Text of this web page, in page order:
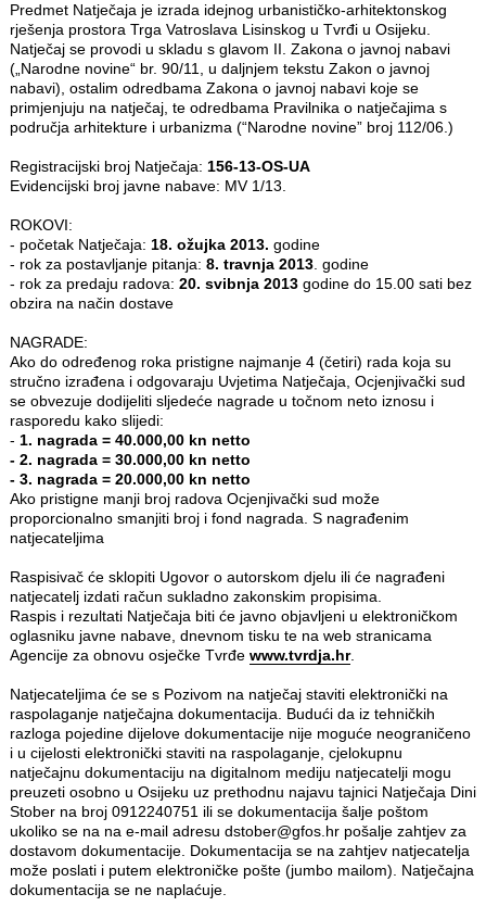
Predmet Natječaja je izrada idejnog urbanističko-arhitektonskog
rješenja prostora Trga Vatroslava Lisinskog u Tvrđi u Osijeku.
Natječaj se provodi u skladu s glavom II. Zakona o javnoj nabavi
(„Narodne novine“ br. 90/11, u daljnjem tekstu Zakon o javnoj
nabavi), ostalim odredbama Zakona o javnoj nabavi koje se
primjenjuju na natječaj, te odredbama Pravilnika o natječajima s
područja arhitekture i urbanizma (“Narodne novine” broj 112/06.)
Registracijski broj Natječaja: 156-13-OS-UA
Evidencijski broj javne nabave: MV 1/13.
ROKOVI:
- početak Natječaja: 18. ožujka 2013. godine
- rok za postavljanje pitanja: 8. travnja 2013. godine
- rok za predaju radova: 20. svibnja 2013godine do 15.00 sati bez
obzira na način dostave
NAGRADE:
Ako do određenog roka pristigne najmanje 4 (četiri) rada koja su
stručno izrađena i odgovaraju Uvjetima Natječaja, Ocjenjivački sud
se obvezuje dodijeliti sljedeće nagrade u točnom neto iznosu i
rasporedu kako slijedi:
- 1. nagrada = 40.000,00 kn netto
- 2. nagrada = 30.000,00 kn netto
- 3. nagrada = 20.000,00 kn netto
Ako pristigne manji broj radova Ocjenjivački sud može
proporcionalno smanjiti broj i fond nagrada. S nagrađenim
natjecateljima
Raspisivač će sklopiti Ugovor o autorskom djelu ili će nagrađeni
natjecatelj izdati račun sukladno zakonskim propisima.
Raspis i rezultati Natječaja biti će javno objavljeni u elektroničkom
oglasniku javne nabave, dnevnom tisku te na web stranicama
Agencije za obnovu osječke Tvrđe www.tvrdja.hr.
Natjecateljima će se s Pozivom na natječaj staviti elektronički na
raspolaganje natječajna dokumentacija. Budući da iz tehničkih
razloga pojedine dijelove dokumentacije nije moguće neograničeno
i u cijelosti elektronički staviti na raspolaganje, cjelokupnu
natječajnu dokumentaciju na digitalnom mediju natjecatelji mogu
preuzeti osobno u Osijeku uz prethodnu najavu tajnici Natječaja Dini
Stober na broj 0912240751 ili se dokumentacija šalje poštom
ukoliko se na na e-mail adresu dstober@gfos.hr pošalje zahtjev za
dostavom dokumentacije. Dokumentacija se na zahtjev natjecatelja
može poslati i putem elektroničke pošte (jumbo mailom). Natječajna
dokumentacija se ne naplaćuje.